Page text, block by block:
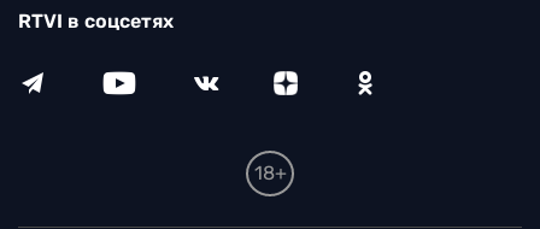
RTVI в соцсетях
18+